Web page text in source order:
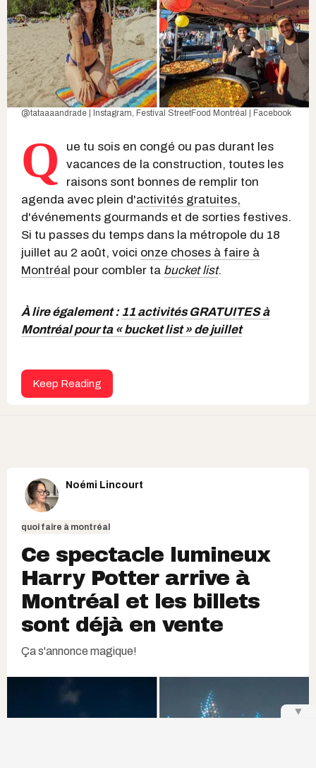
@tataaaandrade | Instagram Festival StreetFood Montréal | Facebook
Q
ue tu sois en congé ou pas durant les
vacances de la construction, toutes les
raisons sont bonnes de remplir ton
agenda avec plein d'activités gratuites,
d'événements gourmands et de sorties festives.
Si tu passes du temps dans la métropole du 18
juillet au 2 août, voici onze choses à faire à
Montréal pour combler ta bucket list.
À lire également : 11 activités GRATUITES à
Montréal pour ta « bucket list » de juillet
Keep Reading
Noémi Lincourt
quoi faire à montréal
Ce spectacle lumineux
Harry Potter arrive à
Montréal et les billets
sont déjà en vente
Ça s'annonce magique!
▼